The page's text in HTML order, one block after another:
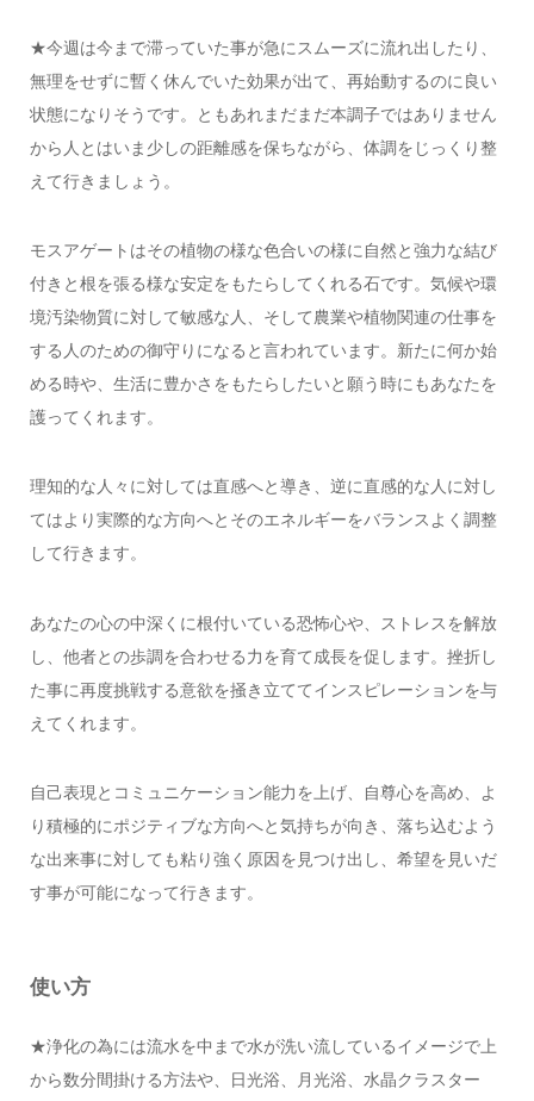
★今週は今まで滞っていた事が急にスムーズに流れ出したり、
無理をせずに暫く休んでいた効果が出て、再始動するのに良い
状態になりそうです。ともあれまだまだ本調子ではありません
から人とはいま少しの距離感を保ちながら、体調をじっくり整
えて行きましょう。
モスアゲートはその植物の様な色合いの様に自然と強力な結び
付きと根を張る様な安定をもたらしてくれる石です。気候や環
境汚染物質に対して敏感な人、そして農業や植物関連の仕事を
する人のための御守りになると言われています。新たに何か始
める時や、生活に豊かさをもたらしたいと願う時にもあなたを
護ってくれます。
理知的な人々に対しては直感へと導き、逆に直感的な人に対し
てはより実際的な方向へとそのエネルギーをバランスよく調整
して行きます。
あなたの心の中深くに根付いている恐怖心や、ストレスを解放
し、他者との歩調を合わせる力を育て成長を促します。挫折し
た事に再度挑戦する意欲を掻き立ててインスピレーションを与
えてくれます。
自己表現とコミュニケーション能力を上げ、自尊心を高め、よ
り積極的にポジティブな方向へと気持ちが向き、落ち込むよう
な出来事に対しても粘り強く原因を見つけ出し、希望を見いだ
す事が可能になって行きます。
使い方
★浄化の為には流水を中まで水が洗い流しているイメージで上
から数分間掛ける方法や、日光浴、月光浴、水晶クラスター